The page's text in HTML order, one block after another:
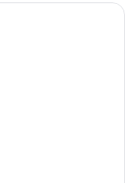
hálószoba, melyben